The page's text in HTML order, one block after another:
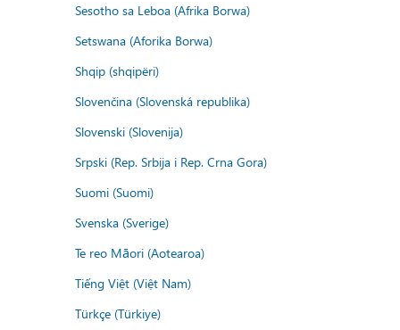
Sesotho sa Leboa (Afrika Borwa)
Setswana (Aforika Borwa)
Shqip (shqipëri)
Slovenčina (Slovenská republika)
Slovenski (Slovenija)
Srpski (Rep. Srbija i Rep. Crna Gora)
Suomi (Suomi)
Svenska (Sverige)
Te reo Māori (Aotearoa)
Tiếng Việt (Việt Nam)
Türkçe (Türkiye)